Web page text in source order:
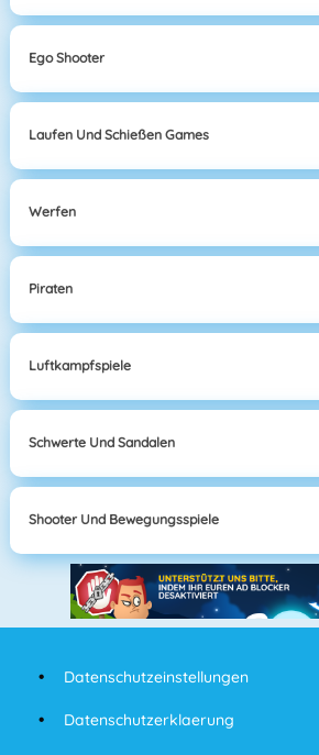
Ego Shooter
Laufen Und Schießen Games
Werfen
Piraten
Luftkampfspiele
Schwerte Und Sandalen
Shooter Und Bewegungsspiele
Datenschutzeinstellungen
Datenschutzerklaerung